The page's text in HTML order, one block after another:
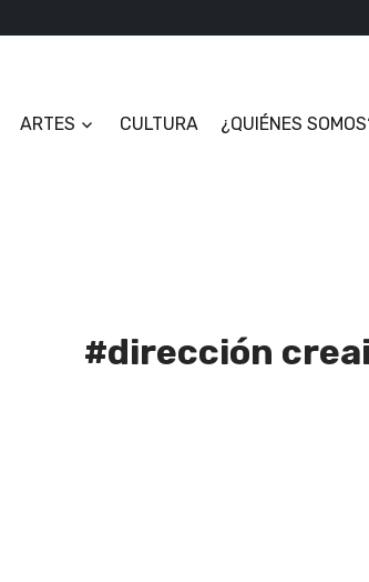
ARTES
CULTURA ¿QUIÉNES
#dirección